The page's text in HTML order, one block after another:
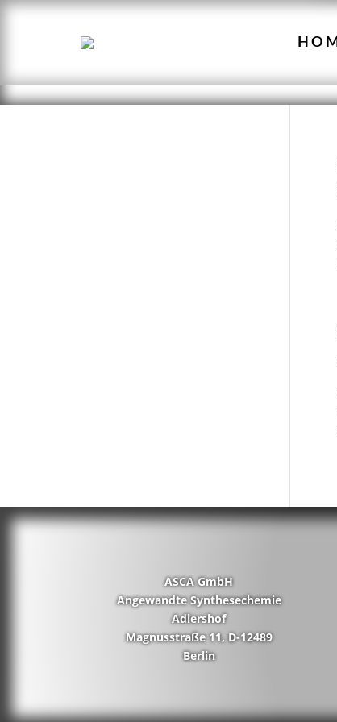
ASCA GmbH
Angewandte Synthesechemie
Adlershof
Magnusstraße 11, D-12489
Berlin